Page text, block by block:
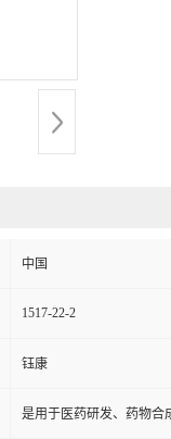
中国
1517-22-2
钰康
是用于医药研发、药物合